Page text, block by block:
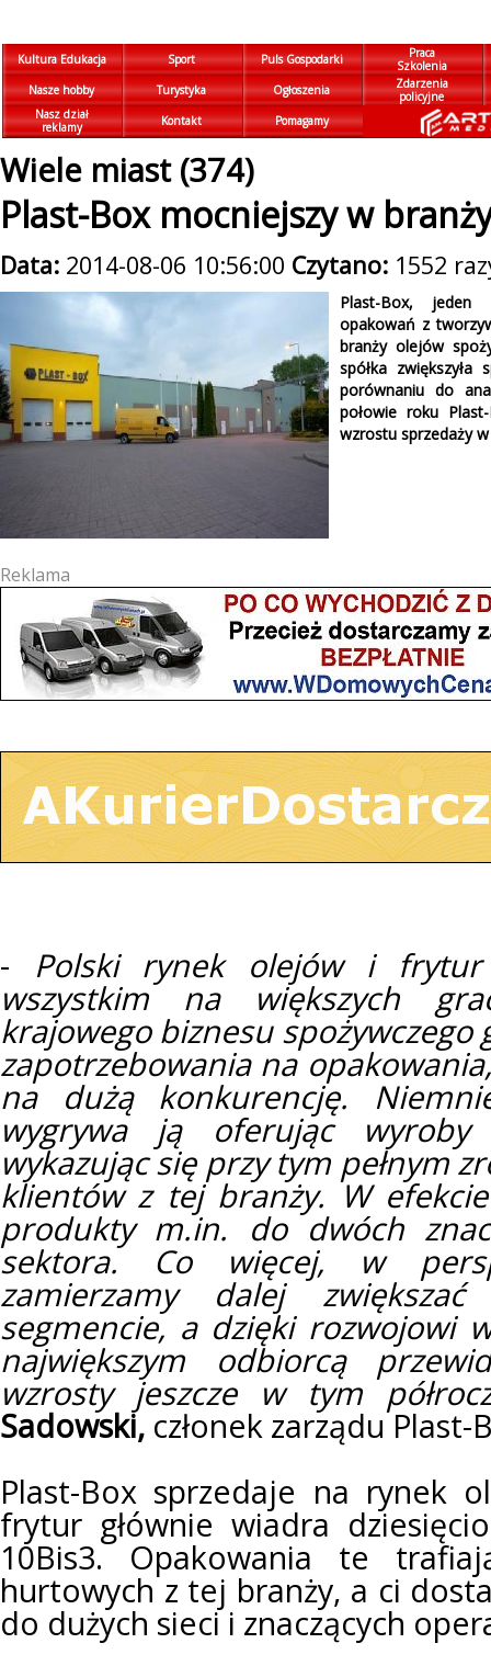
Kultura Edukacja Sport Puls Gospodarki
Praca
Szkolenia
Nasze hobby
Turystyka Ogłoszenia
Zdarzenia
policyjne
Nasz dział
reklamy
Kontakt Pomagamy
Wiele miast (374)
Plast-Box mocniejszy w
Data: 2014-08-06 10:56:00 Czytano: 1552
Plast-Box, jeden
opakowań z
branży olejów
spółka
porównaniu do
połowie roku
wzrostu sprzedaży
Reklama
- Polski rynek olejów i
wszystkim na większych
krajowego biznesu spożywczego
zapotrzebowania na
na dużą konkurencję.
wygrywa ją oferując
wykazując się przy tym pełnym
klientów z tej branży. W
produkty m.in. do dwóch
sektora. Co więcej, w
zamierzamy dalej
segmencie, a dzięki rozwojowi
największym odbiorcą
wzrosty jeszcze w tym
Sadowski, członek zarządu Plast-
Plast-Box sprzedaje na rynek
frytur głównie wiadra
10Bis3. Opakowania te
hurtowych z tej branży, a ci
do dużych sieci i znaczących